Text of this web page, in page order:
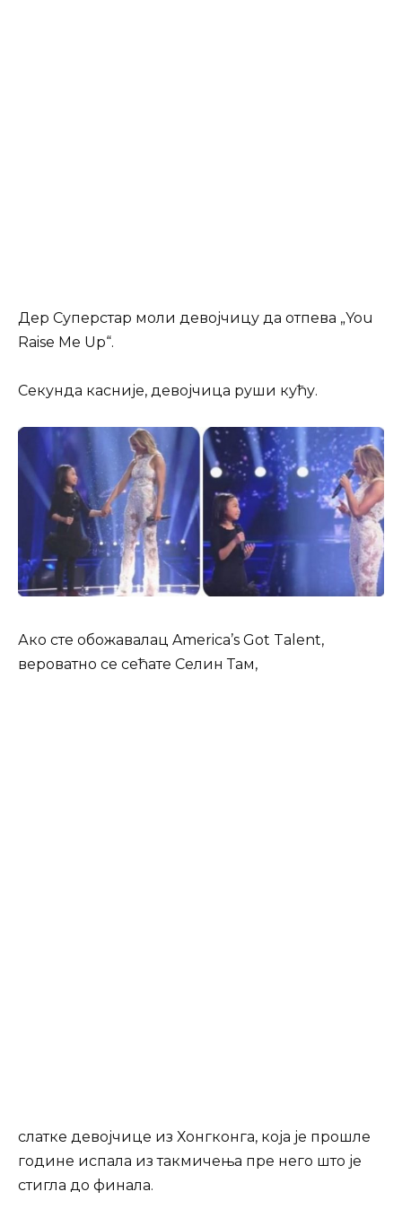
Дер Суперстар моли девојчицу да отпева „You
Raise Me Up“.
Секундa касније, девојчица руши кућу.
Ако сте обожавалац America’s Got Talent,
вероватно се сећате Селин Там,
слатке девојчице из Хонгконга, која је прошле
године испала из такмичења пре него што је
стигла до финала.